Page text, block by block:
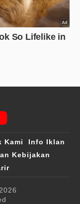
Kami
Info Iklan
Kebijakan